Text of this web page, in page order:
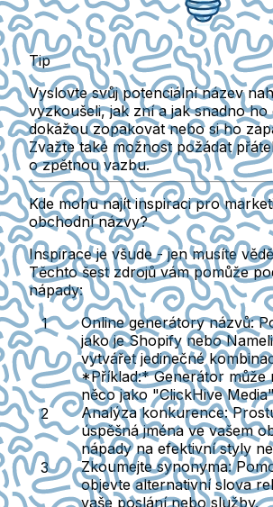
Tip
Vyslovte svůj potenciální název
vyzkoušeli, jak zní a jak snadno ho
dokážou zopakovat nebo si ho
Zvažte také možnost požádat
o zpětnou vazbu.
Kde mohu najít inspiraci pro
obchodní názvy?
Inspirace je všude - jen musíte
Těchto šest zdrojů vám pomůže
nápady:
Online generátory názvů:
jako je Shopify nebo
vytvářet jedinečné
*Příklad:* Generátor může
něco jako "ClickHive
Analýza konkurence:
úspěšná jména ve vašem
nápady na efektivní styly
Zkoumejte synonyma:
objevte alternativní slova
vaše poslání nebo služby.